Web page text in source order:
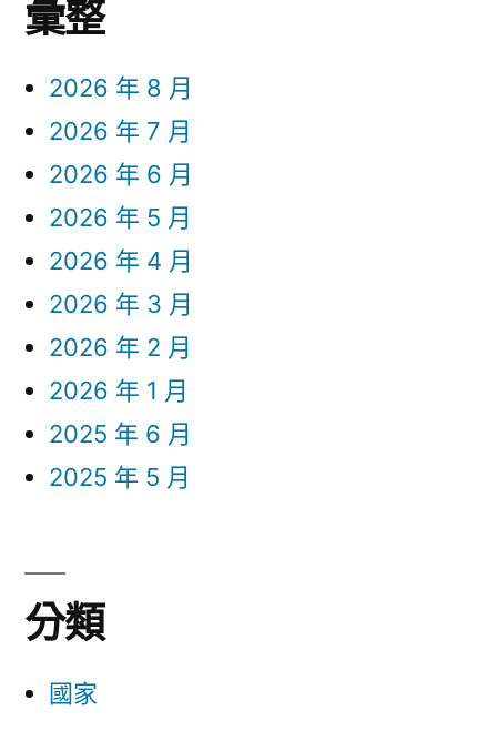
彙整
2026 年 8 月
2026 年 7 月
2026 年 6 月
2026 年 5 月
2026 年 4 月
2026 年 3 月
2026 年 2 月
2026 年 1 月
2025 年 6 月
2025 年 5 月
分類
國家